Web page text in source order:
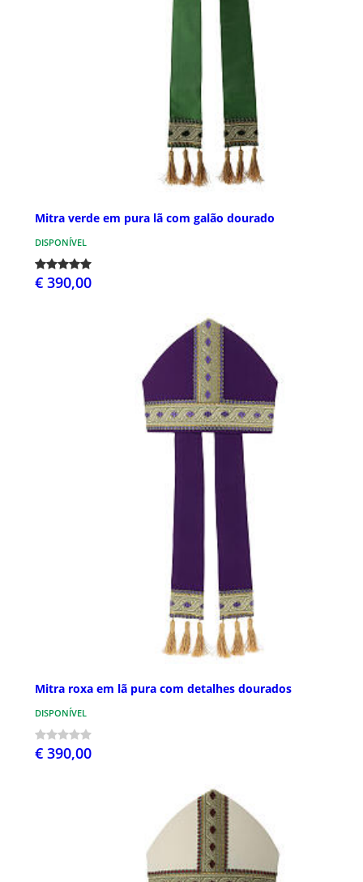
Mitra verde em pura lã com galão dourado
DISPONÍVEL
€ 390,00
Mitra roxa em lã pura com detalhes dourados
DISPONÍVEL
€ 390,00